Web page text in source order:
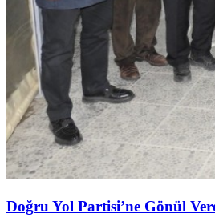
Doğru Yol Partisi’ne Gönül